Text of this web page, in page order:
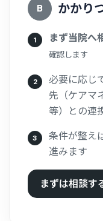
B かかり
まず当院へ
確認します
必要に応じ
先（ケアマ
等）との連
条件が整え
進みます
まずは相談す